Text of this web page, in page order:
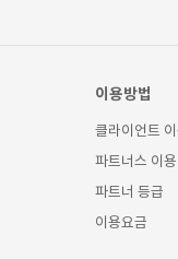
이용방법
클라이언트
파트너스 이
파트너 등급
이용요금